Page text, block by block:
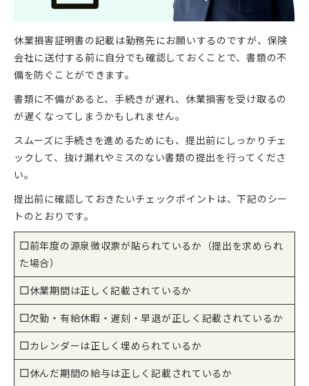
休業損害証明書の記載は勤務先にお願いするのですが、保険
会社に送付する前に自分でも確認しておくことで、書類の不
備を防ぐことができます。
書類に不備があると、手続きが遅れ、休業損害を受け取るの
が遅くなってしまうかもしれません。
スムーズに手続きを進めるためにも、提出前にしっかりチェ
ックして、抜け漏れやミスのない書類の提出を行ってくださ
い。
提出前に確認しておきたいチェックポイントは、下記のシー
トのとおりです。
□前年度の源泉徴収票が貼られているか（提出を求められ
た場合）
□休業期間は正しく記載されているか
□欠勤・有給休暇・遅刻・早退が正しく記載されているか
□カレンダーは正しく埋められているか
□休んだ期間の給与は正しく記載されているか